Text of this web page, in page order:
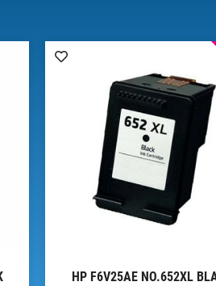
HP F6V25AE NO.652XL